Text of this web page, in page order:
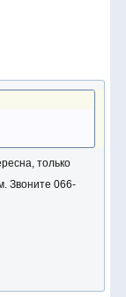
только
Звоните 066-